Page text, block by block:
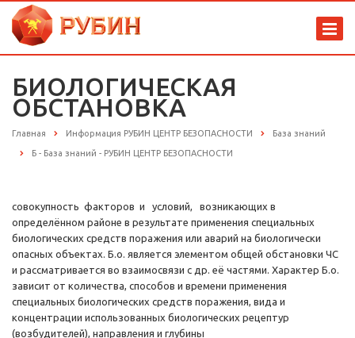
БИОЛОГИЧЕСКАЯ
ОБСТАНОВКА
Главная Информация РУБИН ЦЕНТР БЕЗОПАСНОСТИ База знаний
Б - База знаний - РУБИН ЦЕНТР БЕЗОПАСНОСТИ
совокупность факторов и условий, возникающих в
определённом районе в результате применения специальных
биологических средств поражения или аварий на биологически
опасных объектах. Б.о. является элементом общей обстановки ЧС
и рассматривается во взаимосвязи с др. её частями. Характер Б.о.
зависит от количества, способов и времени применения
специальных биологических средств поражения, вида и
концентрации использованных биологических рецептур
(возбудителей), направления и глубины